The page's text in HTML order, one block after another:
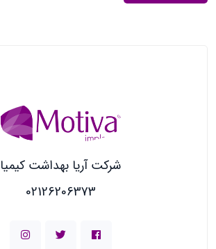
شرکت آریا بهداشت کیمیا
02126206373